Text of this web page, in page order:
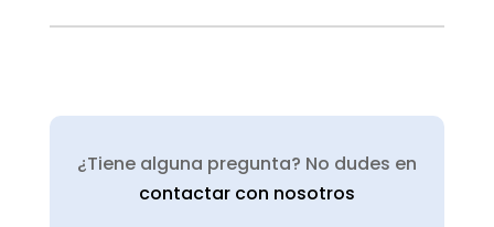
¿Tiene alguna pregunta? No dudes en
contactar con nosotros